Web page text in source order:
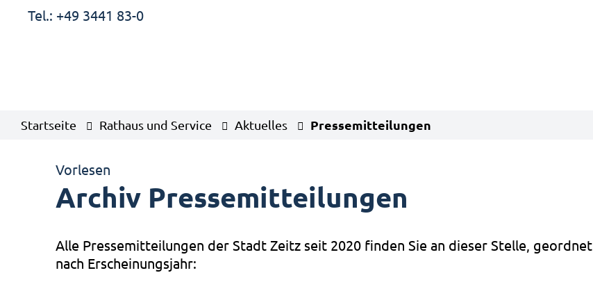
Tel.: +49 3441 83-0
Startseite Rathaus und Service Aktuelles Pressemitteilungen
Vorlesen
Archiv Pressemitteilungen
Alle Pressemitteilungen der Stadt Zeitz seit 2020 finden Sie an dieser Stelle, geordnet
nach Erscheinungsjahr: